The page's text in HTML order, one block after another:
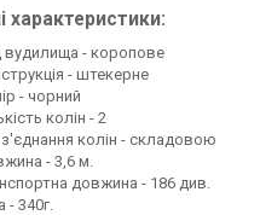
характеристики:
вудилища - коропове
- штекерне
- чорний
колін - 2
з'єднання колін - складовою
- 3,6 м.
довжина - 186 див.
- 340г.